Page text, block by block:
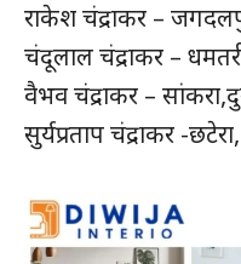
राकेश चंद्राकर –
चंदूलाल चंद्राकर –
वैभव चंद्राकर –
सुर्यप्रताप चंद्राकर -